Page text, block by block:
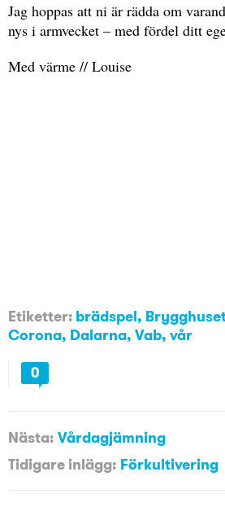
Jag hoppas att ni är rädda om
nys i armvecket – med fördel ditt
Med värme // Louise
Etiketter: brädspel,
Corona, Dalarna, Vab, vår
0
Nästa: Vårdagjämning
Tidigare inlägg: Förkultivering